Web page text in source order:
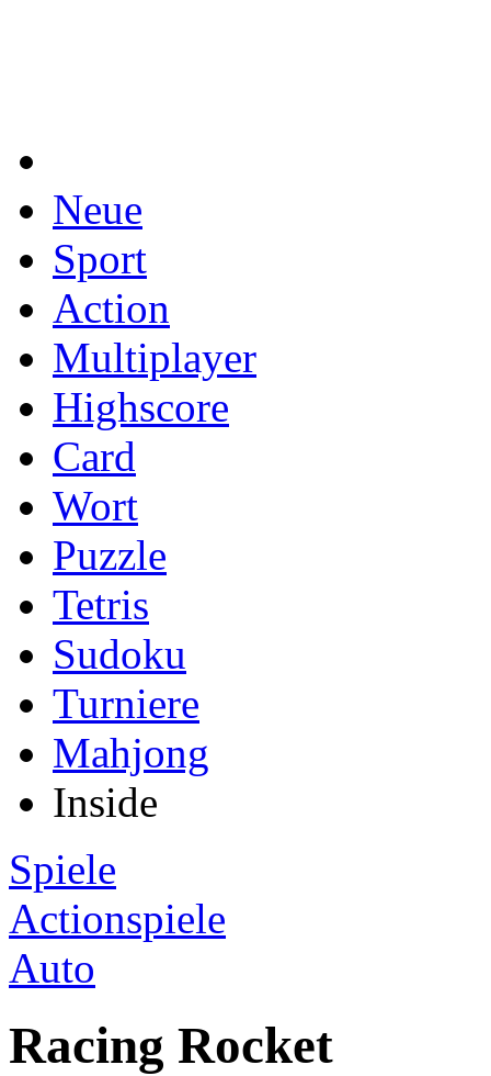
Neue
Sport
Action
Multiplayer
Highscore
Card
Wort
Puzzle
Tetris
Sudoku
Turniere
Mahjong
Inside
Spiele
Actionspiele
Auto
Racing Rocket